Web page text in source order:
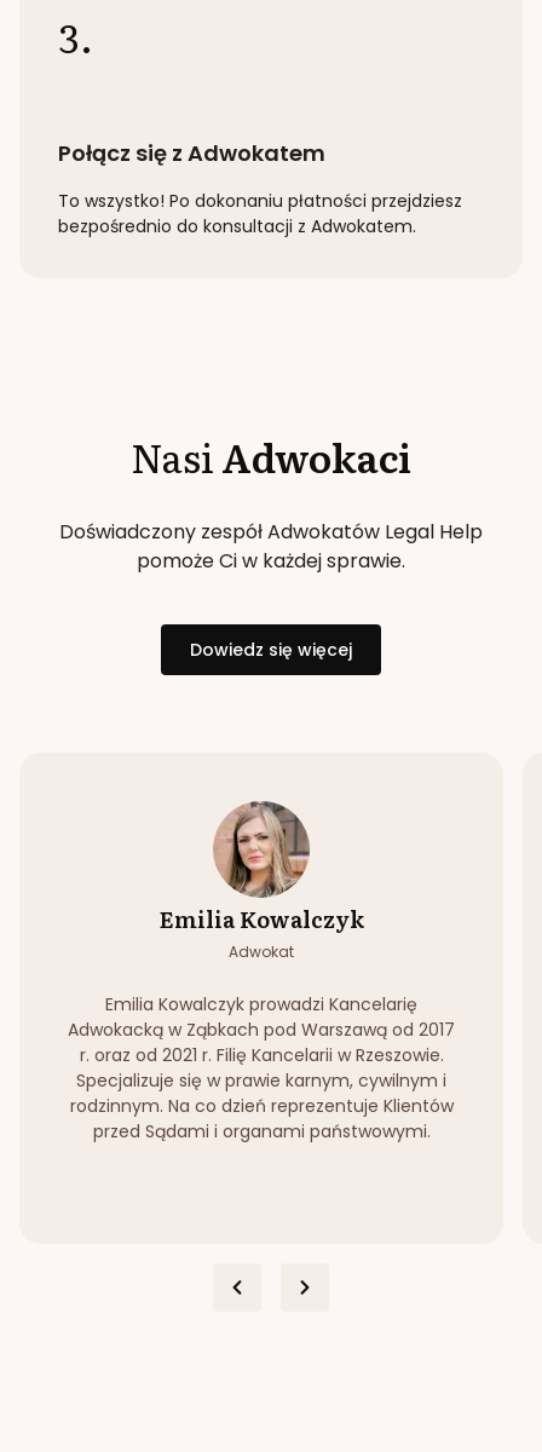
3.
Połącz się z Adwokatem
To wszystko! Po dokonaniu płatności przejdziesz
bezpośrednio do konsultacji z Adwokatem.
NasiAdwokaci
Doświadczony zespół Adwokatów Legal Help
pomoże Ci w każdej sprawie.
Dowiedz się więcej
Emilia Kowalczyk
Adwokat
Emilia Kowalczyk prowadzi Kancelarię
Adwokacką w Ząbkach pod Warszawą od 2017
r. oraz od 2021 r. Filię Kancelarii w Rzeszowie.
Specjalizuje się w prawie karnym, cywilnym i
rodzinnym. Na co dzień reprezentuje Klientów
przed Sądami i organami państwowymi.